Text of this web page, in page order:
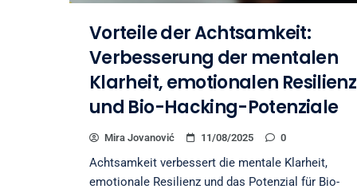
Vorteile der Achtsamkeit:
Verbesserung der mentalen
Klarheit, emotionalen Resilienz
und Bio-Hacking-Potenziale
Mira Jovanović 11/08/2025 0
Achtsamkeit verbessert die mentale Klarheit,
emotionale Resilienz und das Potenzial für Bio-